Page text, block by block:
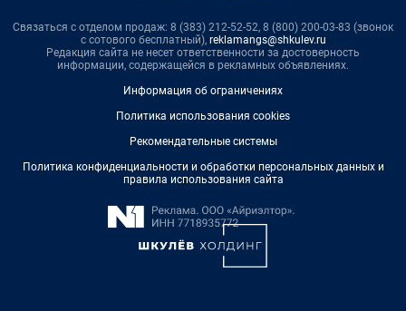
Связаться с отделом продаж: 8 (383) 212-52-52, 8 (800) 200-03-83 (звонок
с сотового бесплатный), reklamangs@shkulev.ru
Редакция сайта не несет ответственности за достоверность
информации, содержащейся в рекламных объявлениях.
Информация об ограничениях
Политика использования cookies
Рекомендательные системы
Политика конфиденциальности и обработки персональных данных и
правила использования сайта